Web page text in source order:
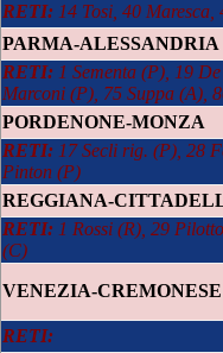
RETI: 14 Tosi, 40 Maresca,
PARMA-ALESSANDRIA
RETI: 1 Sementa (P), 19
Marconi (P), 75 Suppa (A),
PORDENONE-MONZA
RETI: 17 Secli rig. (P), 28
Pinton (P)
REGGIANA-
RETI: 1 Rossi (R), 29
(C)
VENEZIA-CREMONESE
RETI: